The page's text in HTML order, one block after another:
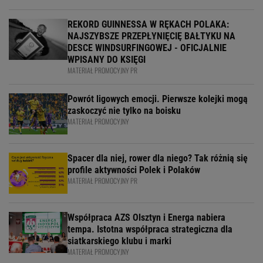
REKORD GUINNESSA W RĘKACH POLAKA:
NAJSZYBSZE PRZEPŁYNIĘCIĘ BAŁTYKU NA
DESCE WINDSURFINGOWEJ - OFICJALNIE
WPISANY DO KSIĘGI
MATERIAŁ PROMOCYJNY PR
Powrót ligowych emocji. Pierwsze kolejki mogą
zaskoczyć nie tylko na boisku
MATERIAŁ PROMOCYJNY
Spacer dla niej, rower dla niego? Tak różnią się
profile aktywności Polek i Polaków
MATERIAŁ PROMOCYJNY PR
Współpraca AZS Olsztyn i Energa nabiera
tempa. Istotna współpraca strategiczna dla
siatkarskiego klubu i marki
MATERIAŁ PROMOCYJNY